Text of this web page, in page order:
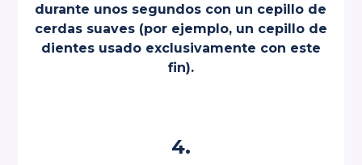
durante unos segundos con un cepillo de
cerdas suaves (por ejemplo, un cepillo de
dientes usado exclusivamente con este
fin).
4.